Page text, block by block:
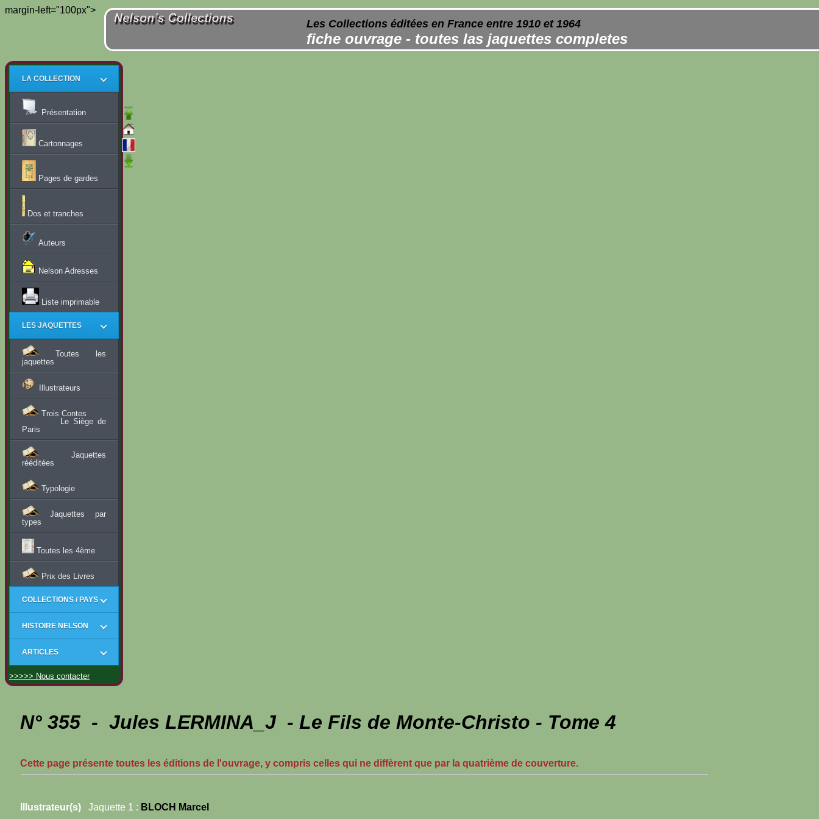
margin-left="100px">
Les Collections éditées en France entre 1910 et 1964
fiche ouvrage - toutes las jaquettes completes
LA COLLECTION
Présentation
Cartonnages
Pages de gardes
Dos et tranches
Auteurs
Nelson Adresses
Liste imprimable
LES JAQUETTES
Toutes les
jaquettes
Illustrateurs
Trois Contes
Le Siège de
Paris
Jaquettes
rééditées
Typologie
Jaquettes par
types
Toutes les 4ème
Prix des Livres
COLLECTIONS / PAYS
HISTOIRE NELSON
ARTICLES
>>>>> Nous contacter
N° 355 - Jules LERMINA_J - Le Fils de Monte-Christo - Tome 4
Cette page présente toutes les éditions de l'ouvrage, y compris celles qui ne diffèrent que par la quatrième de couverture.
Illustrateur(s) Jaquette 1 : BLOCH Marcel